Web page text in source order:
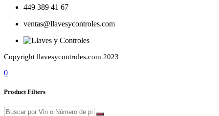
449 389 41 67
ventas@llavesycontroles.com
Copyright llavesycontroles.com 2023
0
Product Filters